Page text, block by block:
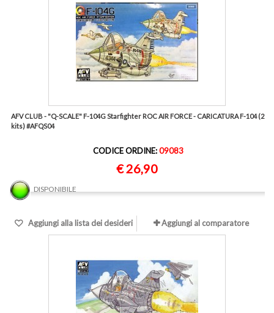
AFV CLUB - "Q-SCALE" F-104G Starfighter ROC AIR FORCE - CARICATURA F-104 (2
kits) #AFQS04
CODICE ORDINE:09083
€ 26,90
DISPONIBILE
Aggiungi alla lista dei desideri Aggiungi al comparatore